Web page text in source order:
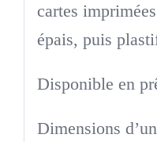
cartes
épais, puis
Disponible en
Dimensions